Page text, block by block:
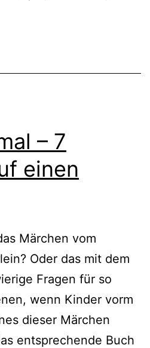
– 7
einen
Märchen vom
Oder das mit dem
Fragen für so
wenn Kinder vorm
dieser Märchen
entsprechende Buch